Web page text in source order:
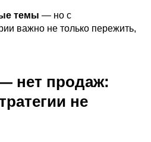
темы — но с
важно не только пережить,
нет продаж:
не